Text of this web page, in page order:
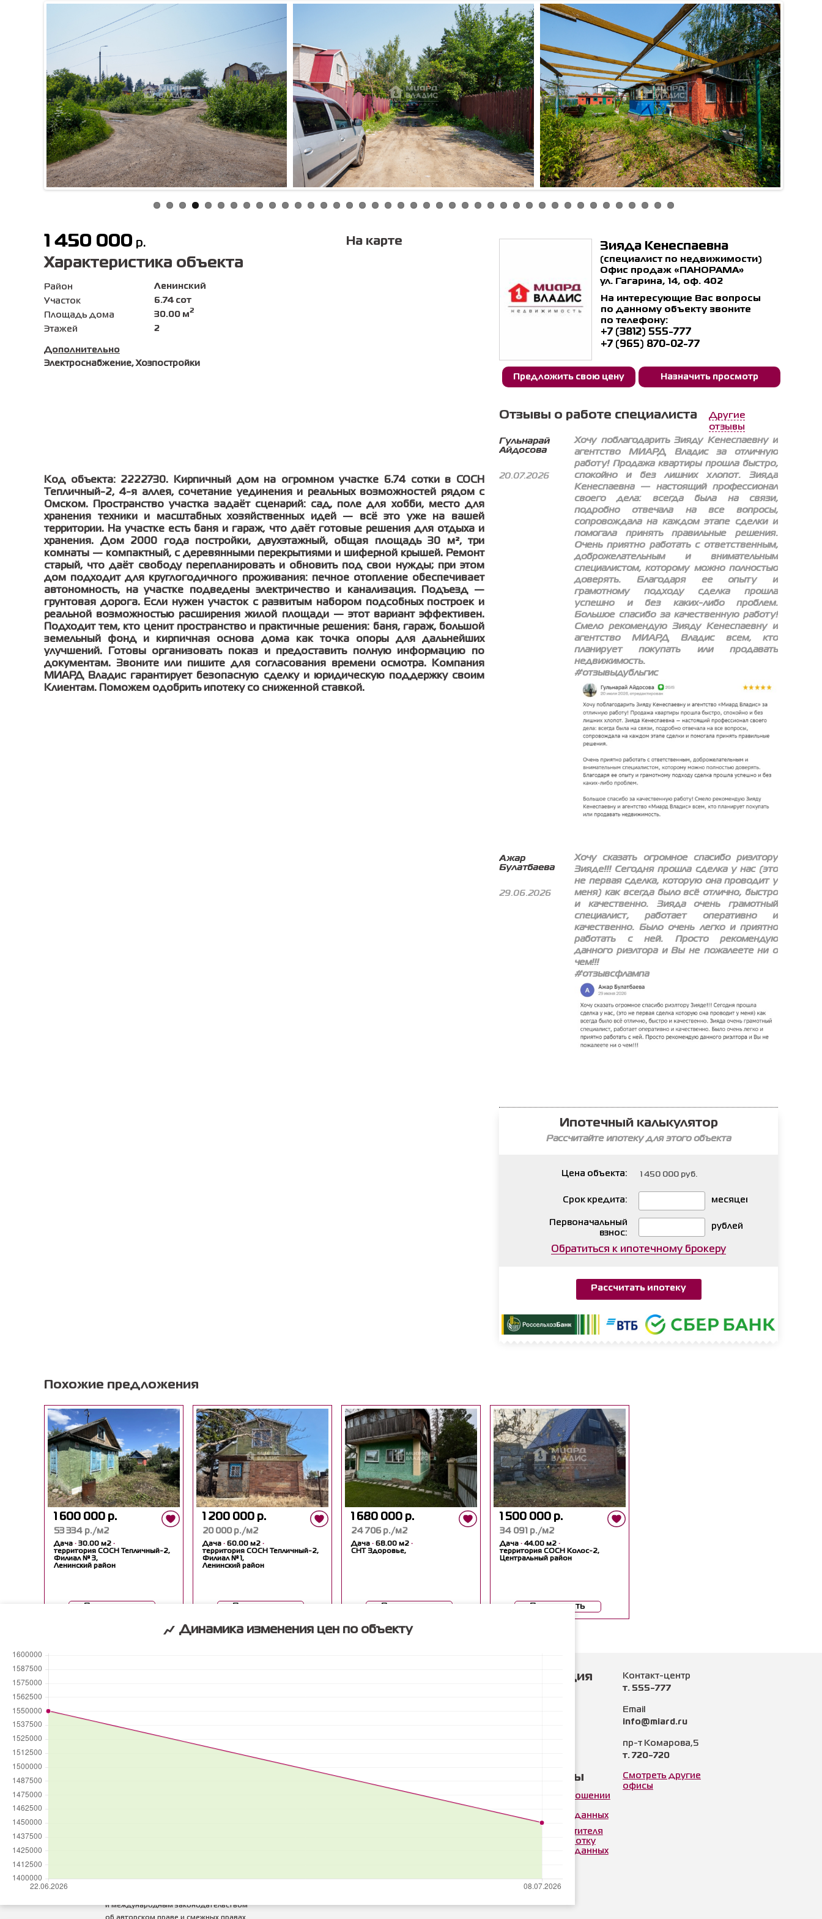
1 450 000 р.
Характеристика объекта
Район
Ленинский
Участок
6.74 сот
Площадь дома
30.00 м2
Этажей 2
Дополнительно
Электроснабжение, Хозпостройки
На карте
Код объекта: 2222730. Кирпичный дом на огромном участке 6.74 сотки в СОСН
Тепличный-2, 4-я аллея, сочетание уединения и реальных возможностей рядом с
Омском. Пространство участка задаёт сценарий: сад, поле для хобби, место для
хранения техники и масштабных хозяйственных идей — всё это уже на вашей
территории. На участке есть баня и гараж, что даёт готовые решения для отдыха и
хранения. Дом 2000 года постройки, двухэтажный, общая площадь 30 м², три
комнаты — компактный, с деревянными перекрытиями и шиферной крышей. Ремонт
старый, что даёт свободу перепланировать и обновить под свои нужды; при этом
дом подходит для круглогодичного проживания: печное отопление обеспечивает
автономность, на участке подведены электричество и канализация. Подъезд —
грунтовая дорога. Если нужен участок с развитым набором подсобных построек и
реальной возможностью расширения жилой площади — этот вариант эффективен.
Подходит тем, кто ценит пространство и практичные решения: баня, гараж, большой
земельный фонд и кирпичная основа дома как точка опоры для дальнейших
улучшений. Готовы организовать показ и предоставить полную информацию по
документам. Звоните или пишите для согласования времени осмотра. Компания
МИАРД Владис гарантирует безопасную сделку и юридическую поддержку своим
Клиентам. Поможем одобрить ипотеку со сниженной ставкой.
Зияда Кенеспаевна
(специалист по недвижимости)
Офис продаж «ПАНОРАМА»
ул. Гагарина, 14, оф. 402
На интересующие Вас вопросы
по данному объекту звоните
по телефону:
+7 (3812) 555-777
+7 (965) 870-02-77
Предложить свою цену Назначить просмотр
Отзывы о работе специалиста
Другие
отзывы
Гульнарай
Айдосова
20.07.2026
Хочу поблагодарить Зияду Кенеспаевну и
агентство МИАРД Владис за отличную
работу! Продажа квартиры прошла быстро,
спокойно и без лишних хлопот. Зияда
Кенеспаевна — настоящий профессионал
своего дела: всегда была на связи,
подробно отвечала на все вопросы,
сопровождала на каждом этапе сделки и
помогала принять правильные решения.
Очень приятно работать с ответственным,
доброжелательным и внимательным
специалистом, которому можно полностью
доверять. Благодаря ее опыту и
грамотному подходу сделка прошла
успешно и без каких-либо проблем.
Большое спасибо за качественную работу!
Смело рекомендую Зияду Кенеспаевну и
агентство МИАРД Владис всем, кто
планирует покупать или продавать
недвижимость.
#отзывыдубльгис
Ажар
Булатбаева
29.06.2026
Хочу сказать огромное спасибо риэлтору
Зияде!!! Сегодня прошла сделка у нас (это
не первая сделка, которую она проводит у
меня) как всегда было всё отлично, быстро
и качественно. Зияда очень грамотный
специалист, работает оперативно и
качественно. Было очень легко и приятно
работать с ней. Просто рекомендую
данного риэлтора и Вы не пожалеете ни о
чем!!!
#отзывсфлампа
Ипотечный калькулятор
Рассчитайте ипотеку для этого объекта
Цена объекта:
месяцев
Срок кредита:
рублей
Первоначальный
взнос:
Обратиться к ипотечному брокеру
Рассчитать ипотеку
Похожие предложения
1 600 000 р.
53 334 р./м2
Дача · 30.00 м2 ·
территория СОСН Тепличный-2,
Филиал № 3,
Ленинский район
Посмотреть
1 200 000 р.
20 000 р./м2
Дача · 60.00 м2 ·
территория СОСН Тепличный-2,
Филиал № 1,
Ленинский район
Посмотреть
1 680 000 р.
24 706 р./м2
Дача · 68.00 м2 ·
СНТ Здоровье,
Посмотреть
1 500 000 р.
34 091 р./м2
Дача · 44.00 м2 ·
территория СОСН Колос-2,
Центральный район
Посмотреть
Динамика изменения цен по объекту
Контакт-центр
т. 555-777
Email
info@miard.ru
пр-т Комарова,5
т. 720-720
Смотреть другие
офисы
ПОБЕДИТЕЛЬ
опубликованные на сайте, защищены
и международным законодательством
об авторском праве и смежных правах.
Гаражи
Оставить заявку
Информация
Документы
Политика в отношении
персональных данных
Согласие посетителя
сайта на обработку
персональных данных
Согласен сполитикой обработки
персональных данных
ОТПРАВИТЬ